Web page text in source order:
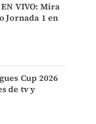
VIVO: Mira
Jornada 1 en
Cup 2026
de tv y